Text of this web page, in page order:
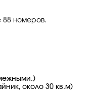
88 номеров.
около 30 кв.м)